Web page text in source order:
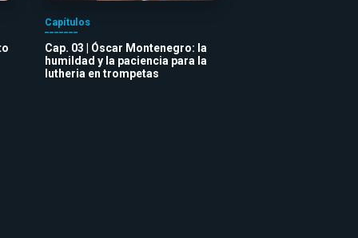
Capítulos
Cap. 03 | Óscar Montenegro: la
humildad y la paciencia para la
lutheria en trompetas